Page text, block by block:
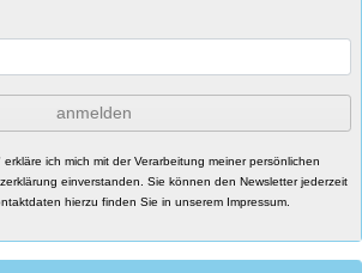
anmelden
ich mich mit der Verarbeitung meiner persönlichen
einverstanden. Sie können den Newsletter jederzeit
hierzu finden Sie in unserem Impressum.